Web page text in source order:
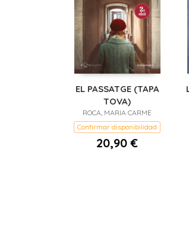
EL PASSATGE (TAPA
TOVA)
ROCA, MARIA CARME
Confirmar disponibilidad
20,90 €